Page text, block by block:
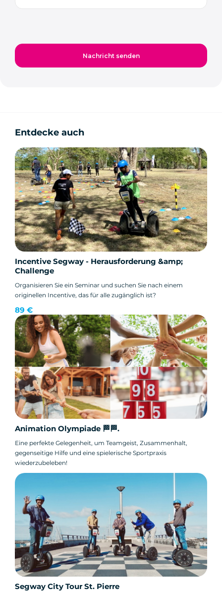
Entdecke auch
Incentive Segway - Herausforderung &amp;
Challenge
Organisieren Sie ein Seminar und suchen Sie nach einem
originellen Incentive, das für alle zugänglich ist?
89 €
Animation Olympiade 🏁🏁.
Eine perfekte Gelegenheit, um Teamgeist, Zusammenhalt,
gegenseitige Hilfe und eine spielerische Sportpraxis
wiederzubeleben!
Segway City Tour St. Pierre